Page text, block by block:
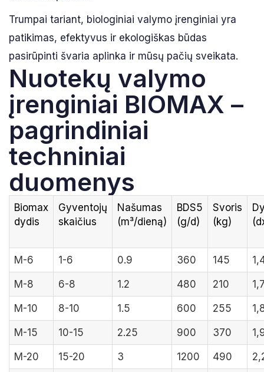
Trumpai tariant, biologiniai valymo įrenginiai yra
patikimas, efektyvus ir ekologiškas būdas
pasirūpinti švaria aplinka ir mūsų pačių sveikata.
Nuotekų valymo
įrenginiai BIOMAX –
pagrindiniai
techniniai
duomenys
Biomax
dydis
Gyventojų
skaičius
Našumas
(m³/dieną)
BDS5
(g/d)
Svoris
(kg)
M-6 1-6 0.9 360 145
M-8 6-8 1.2 480 210
M-10 8-10 1.5 600 255
M-15 10-15 2.25 900 370
M-20 15-20 3 1200 490